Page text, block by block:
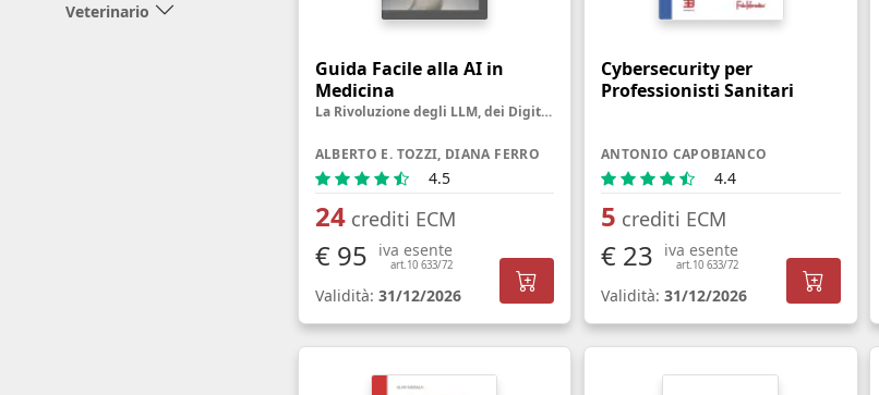
Veterinario
Guida Facile alla AI in
Medicina
La Rivoluzione degli LLM, dei Digital Twin e degli Agenti Intelligenti
ALBERTO E. TOZZI, DIANA FERRO
4.5
24crediti ECM
€ 95 iva esente
art.10 633/72
Validità: 31/12/2026
Cybersecurity per
Professionisti Sanitari
ANTONIO CAPOBIANCO
4.4
5 crediti ECM
€ 23 iva esente
art.10 633/72
Validità: 31/12/2026